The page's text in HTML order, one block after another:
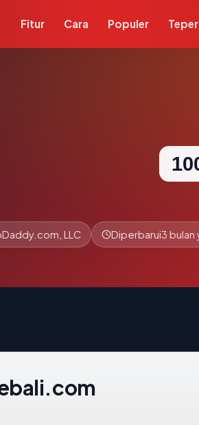
Fitur Cara Populer
LLC Diperbarui3 bulan